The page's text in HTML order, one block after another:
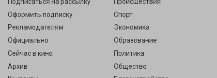
Оформить подписку
Рекламодателям
Официально
Сейчас в кино
Архив
Спорт
Экономика
Образование
Политика
Общество